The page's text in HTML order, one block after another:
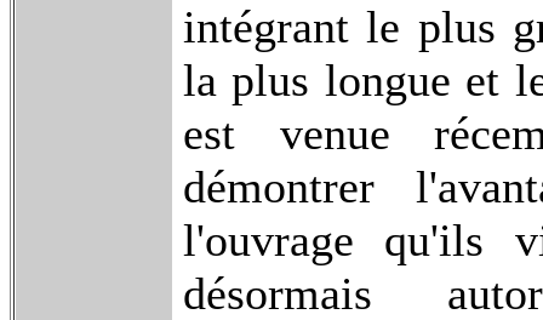
intégrant le plus
la plus longue et
est venue
démontrer
l'ouvrage qu'ils
désormais